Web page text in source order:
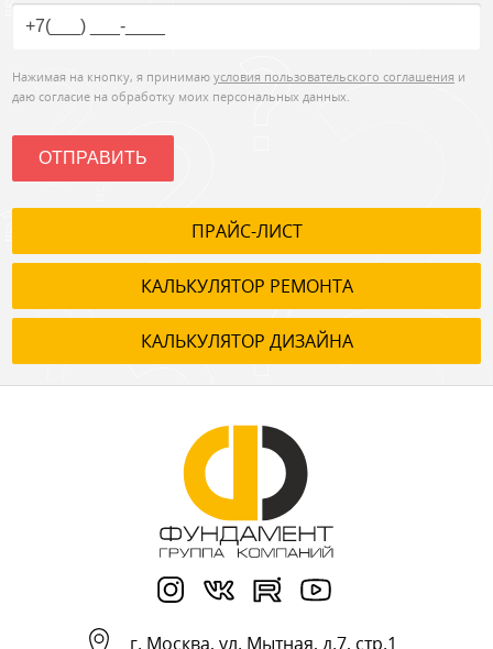
Нажимая на кнопку, я принимаю условия пользовательского соглашения и
даю согласие на обработку моих персональных данных.
ОТПРАВИТЬ
ПРАЙС-ЛИСТ
КАЛЬКУЛЯТОР РЕМОНТА
КАЛЬКУЛЯТОР ДИЗАЙНА
г. Москва, ул. Мытная, д.7, стр.1